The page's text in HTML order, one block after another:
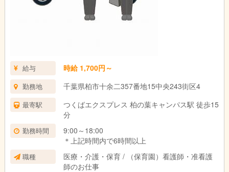
給与 時給 1,700円～
勤務地 千葉県柏市十余二357番地15中央243街区4
最寄駅
つくばエクスプレス 柏の葉キャンパス駅 徒歩15
分
勤務時間
9:00～18:00
＊上記時間内で6時間以上
職種
医療・介護・保育 / （保育園）看護師・准看護
師のお仕事